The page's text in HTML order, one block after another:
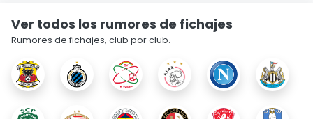
Ver todos los rumores de fichajes
Rumores de fichajes, club por club.